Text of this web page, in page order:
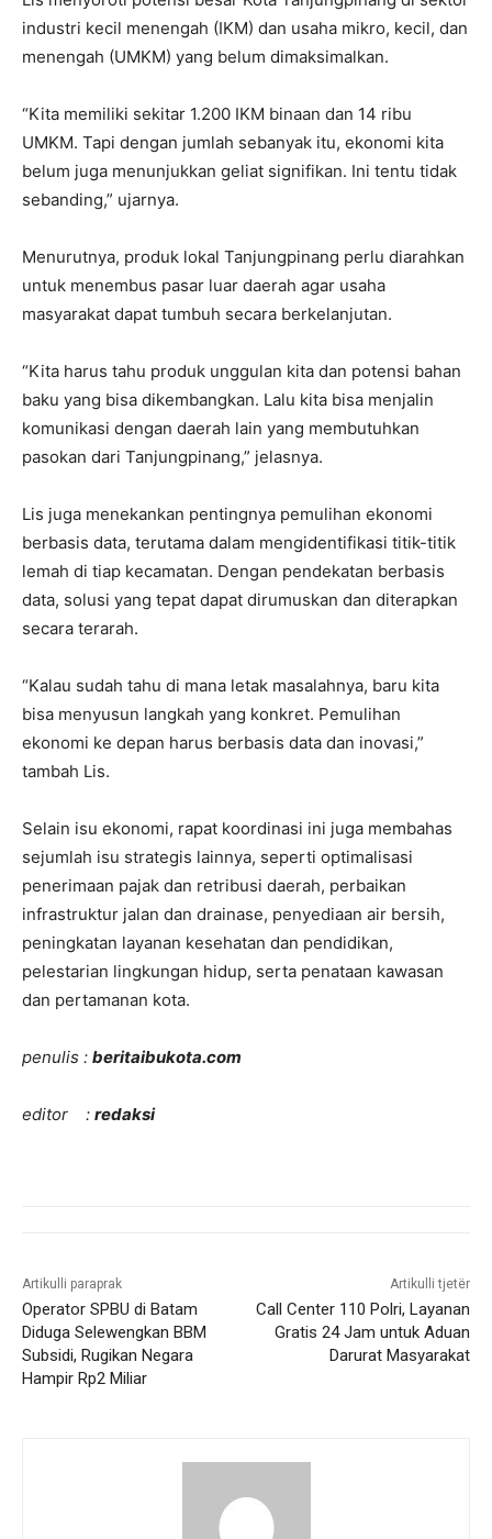
industri kecil menengah (IKM) dan usaha mikro, kecil, dan
menengah (UMKM) yang belum dimaksimalkan.
“Kita memiliki sekitar 1.200 IKM binaan dan 14 ribu
UMKM. Tapi dengan jumlah sebanyak itu, ekonomi kita
belum juga menunjukkan geliat signifikan. Ini tentu tidak
sebanding,” ujarnya.
Menurutnya, produk lokal Tanjungpinang perlu diarahkan
untuk menembus pasar luar daerah agar usaha
masyarakat dapat tumbuh secara berkelanjutan.
“Kita harus tahu produk unggulan kita dan potensi bahan
baku yang bisa dikembangkan. Lalu kita bisa menjalin
komunikasi dengan daerah lain yang membutuhkan
pasokan dari Tanjungpinang,” jelasnya.
Lis juga menekankan pentingnya pemulihan ekonomi
berbasis data, terutama dalam mengidentifikasi titik-titik
lemah di tiap kecamatan. Dengan pendekatan berbasis
data, solusi yang tepat dapat dirumuskan dan diterapkan
secara terarah.
“Kalau sudah tahu di mana letak masalahnya, baru kita
bisa menyusun langkah yang konkret. Pemulihan
ekonomi ke depan harus berbasis data dan inovasi,”
tambah Lis.
Selain isu ekonomi, rapat koordinasi ini juga membahas
sejumlah isu strategis lainnya, seperti optimalisasi
penerimaan pajak dan retribusi daerah, perbaikan
infrastruktur jalan dan drainase, penyediaan air bersih,
peningkatan layanan kesehatan dan pendidikan,
pelestarian lingkungan hidup, serta penataan kawasan
dan pertamanan kota.
penulis : beritaibukota.com
editor : redaksi
Artikulli paraprak
Operator SPBU di Batam
Diduga Selewengkan BBM
Subsidi, Rugikan Negara
Hampir Rp2 Miliar
Artikulli tjetër
Call Center 110 Polri, Layanan
Gratis 24 Jam untuk Aduan
Darurat Masyarakat